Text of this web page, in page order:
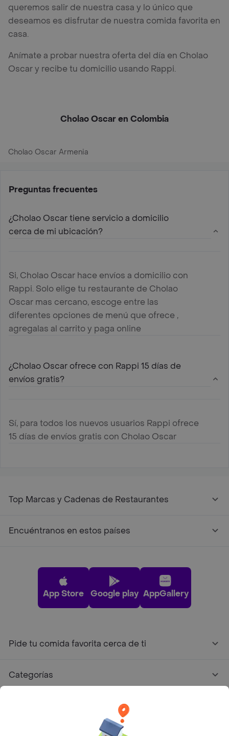
queremos salir de nuestra casa y lo único que
deseamos es disfrutar de nuestra comida favorita en
casa.
Anímate a probar nuestra oferta del día en Cholao
Oscar y recibe tu domicilio usando Rappi.
Cholao Oscar en Colombia
Cholao Oscar Armenia
Preguntas frecuentes
¿Cholao Oscar tiene servicio a domicilio
cerca de mi ubicación?
Si, Cholao Oscar hace envíos a domicilio con
Rappi. Solo elige tu restaurante de Cholao
Oscar mas cercano, escoge entre las
diferentes opciones de menú que ofrece ,
agregalas al carrito y paga online
¿Cholao Oscar ofrece con Rappi 15 días de
envíos gratis?
Sí, para todos los nuevos usuarios Rappi ofrece
15 días de envíos gratis con Cholao Oscar
Top Marcas y Cadenas de Restaurantes
Encuéntranos en estos países
App Store Google play AppGallery
Pide tu comida favorita cerca de ti
Categorías